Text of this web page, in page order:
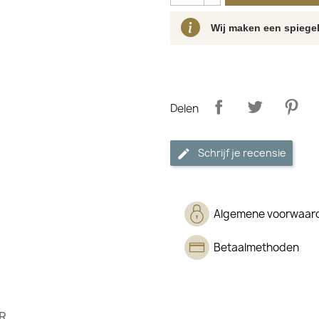
Wij maken een
Delen
Schrijf je recensie
Algemene
Betaalmethoden